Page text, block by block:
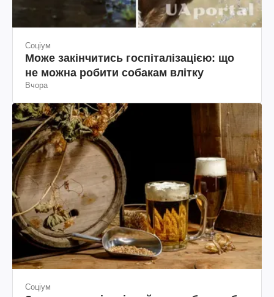
Соціум
Може закінчитись госпіталізацією: що
не можна робити собакам влітку
Вчора
Соціум